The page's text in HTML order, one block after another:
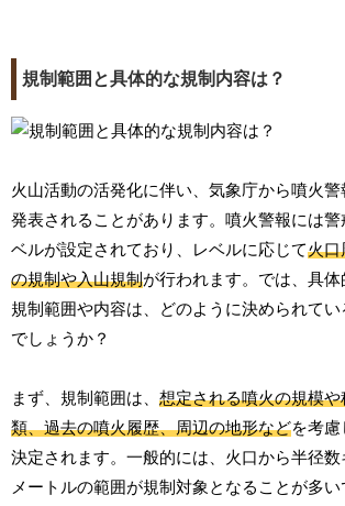
規制範囲と具体的な規制内容は？
火山活動の活発化に伴い、気象庁から噴火警
発表されることがあります。噴火警報には警
ベルが設定されており、レベルに応じて火口
の規制や入山規制が行われます。では、具体
規制範囲や内容は、どのように決められてい
でしょうか？
まず、規制範囲は、想定される噴火の規模や
類、過去の噴火履歴、周辺の地形などを考慮
決定されます。一般的には、火口から半径数
メートルの範囲が規制対象となることが多い